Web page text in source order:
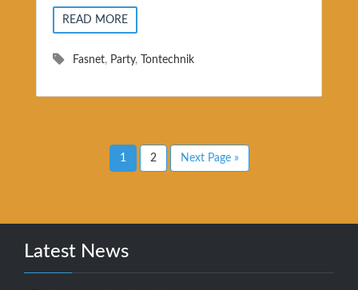
READ MORE
Fasnet, Party, Tontechnik
1 2 Next Page »
Latest News